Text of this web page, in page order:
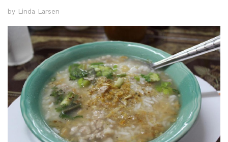
by Linda Larsen